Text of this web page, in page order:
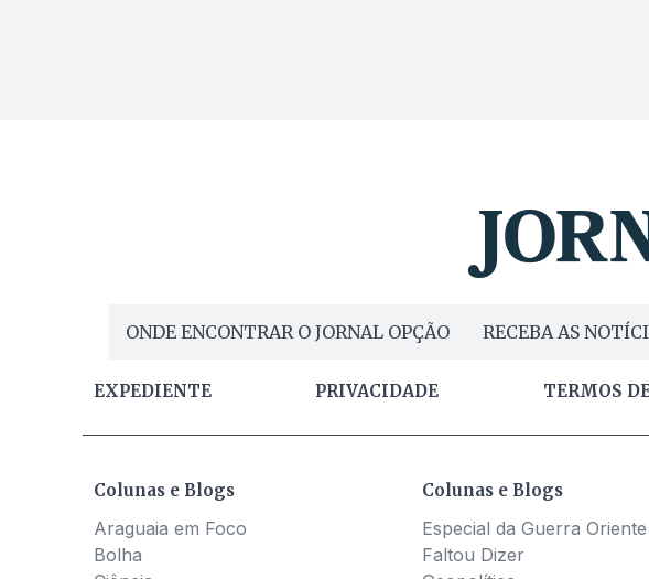
ONDE ENCONTRAR O JORNAL OPÇÃO RECEBA AS
EXPEDIENTE PRIVACIDADE TERMOS
Colunas e Blogs
Araguaia em Foco
Bolha
Colunas e Blogs
Especial da Guerra
Faltou Dizer